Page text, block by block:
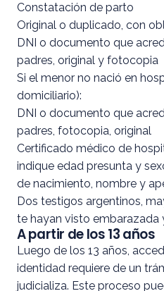
Constatación de parto
Original o duplicado, con
DNI o documento que
padres, original y fotocopia
Si el menor no nació en
domiciliario):
DNI o documento que
padres, fotocopia, original
Certificado médico de
indique edad presunta y
de nacimiento, nombre y
Dos testigos argentinos,
te hayan visto embarazada
A partir de los 13 años
Luego de los 13 años,
identidad requiere de un
judicializa. Este proceso